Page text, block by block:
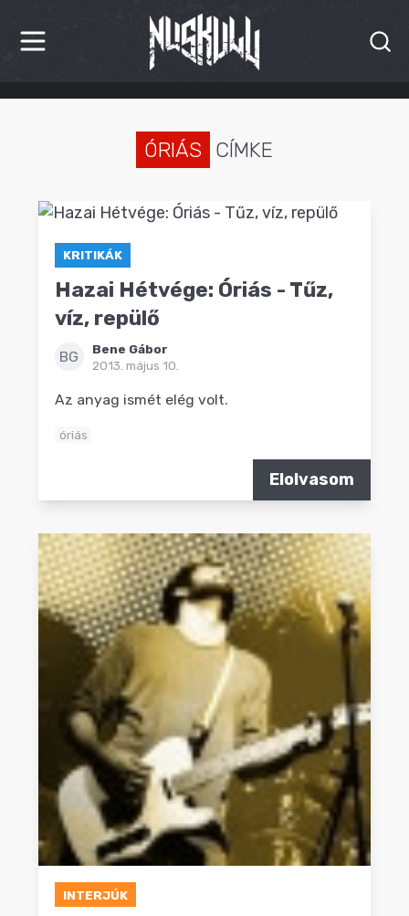
HÍREK
PREMIEREK
KULT
MÁSVILÁG
BLOG
ÓRIÁS CÍMKE
KRITIKÁK
Hazai Hétvége: Óriás - Tűz,
víz, repülő
BG
Bene Gábor
2013. május 10.
Az anyag ismét elég volt.
óriás
Elolvasom
INTERJÚK